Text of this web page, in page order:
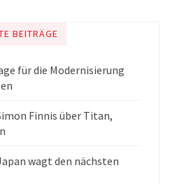
BEITRÄGE
für die Modernisierung
Finnis über Titan,
wagt den nächsten